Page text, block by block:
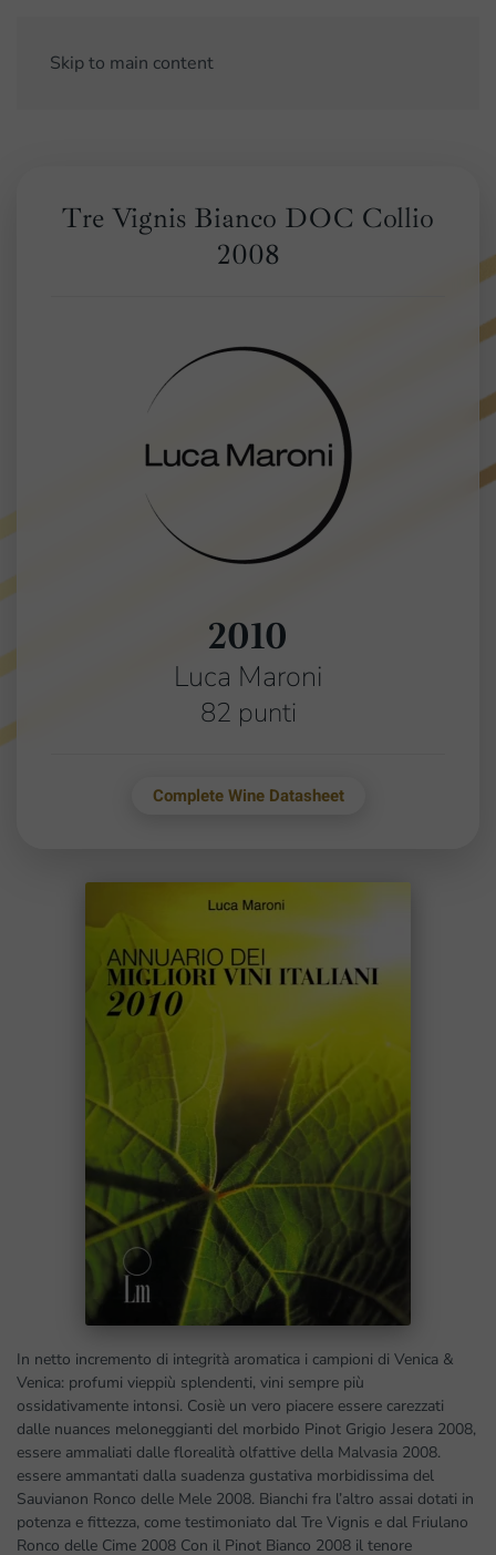
Skip to main content
Tre Vignis Bianco DOC Collio
2008
2010
Luca Maroni
82 punti
Complete Wine Datasheet
In netto incremento di integrità aromatica i campioni di Venica &
Venica: profumi vieppiù splendenti, vini sempre più
ossidativamente intonsi. Cosiè un vero piacere essere carezzati
dalle nuances meloneggianti del morbido Pinot Grigio Jesera 2008,
essere ammaliati dalle florealità olfattive della Malvasia 2008.
essere ammantati dalla suadenza gustativa morbidissima del
Sauvianon Ronco delle Mele 2008. Bianchi fra l’altro assai dotati in
potenza e fittezza, come testimoniato dal Tre Vignis e dal Friulano
Ronco delle Cime 2008 Con il Pinot Bianco 2008 il tenore